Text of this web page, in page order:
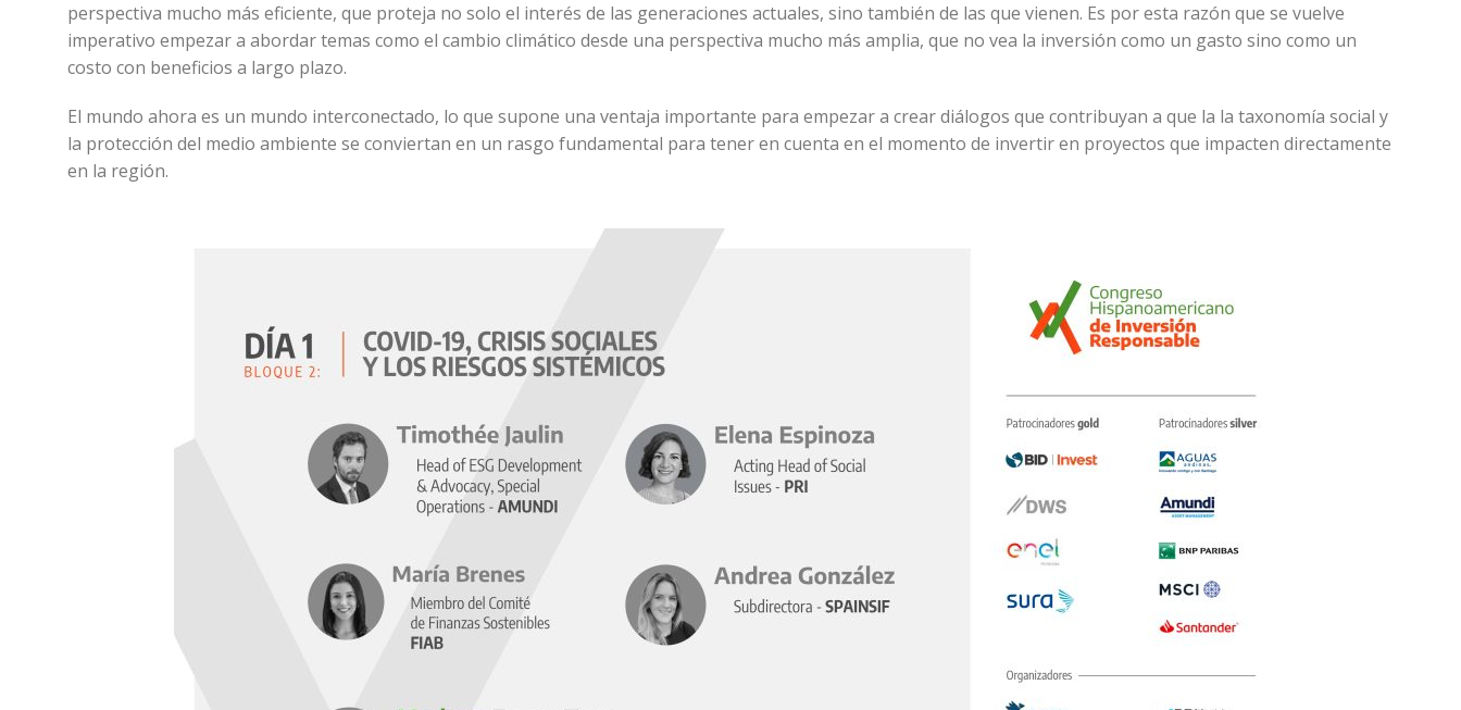
perspectiva mucho más eficiente, que proteja no solo el interés de las generaciones actuales, sino también de las que vienen. Es por esta razón que se vuelve
imperativo empezar a abordar temas como el cambio climático desde una perspectiva mucho más amplia, que no vea la inversión como un gasto sino como un
costo con beneficios a largo plazo.
El mundo ahora es un mundo interconectado, lo que supone una ventaja importante para empezar a crear diálogos que contribuyan a que la la taxonomía social y
la protección del medio ambiente se conviertan en un rasgo fundamental para tener en cuenta en el momento de invertir en proyectos que impacten directamente
en la región.